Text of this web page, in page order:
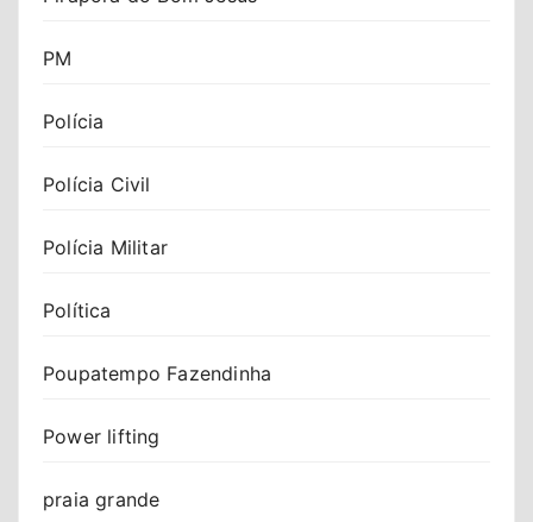
PM
Polícia
Polícia Civil
Polícia Militar
Política
Poupatempo Fazendinha
Power lifting
praia grande